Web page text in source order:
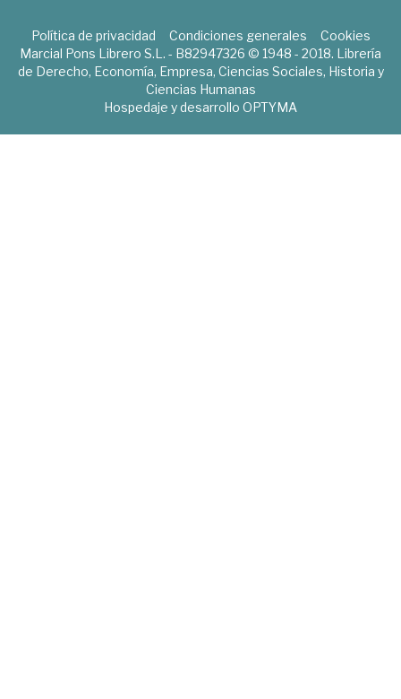
Política de privacidad Condiciones generales
Cookies
Marcial Pons Librero S.L. - B82947326 © 1948 - 2018. Librería
de Derecho, Economía, Empresa, Ciencias Sociales, Historia y
Ciencias Humanas
Hospedaje y desarrollo OPTYMA